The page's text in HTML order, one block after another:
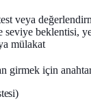
veya
beklentisi,
mülakat
girmek için